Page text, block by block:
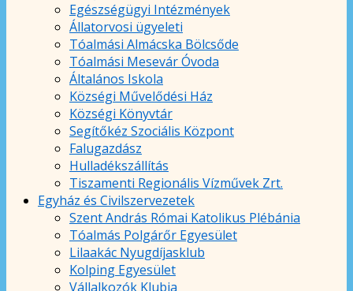
Egészségügyi Intézmények
Állatorvosi ügyeleti
Tóalmási Almácska Bölcsőde
Tóalmási Mesevár Óvoda
Általános Iskola
Községi Művelődési Ház
Községi Könyvtár
Segítőkéz Szociális Központ
Falugazdász
Hulladékszállítás
Tiszamenti Regionális Vízművek Zrt.
Egyház és Civilszervezetek
Szent András Római Katolikus Plébánia
Tóalmás Polgárőr Egyesület
Lilaakác Nyugdíjasklub
Kolping Egyesület
Vállalkozók Klubja